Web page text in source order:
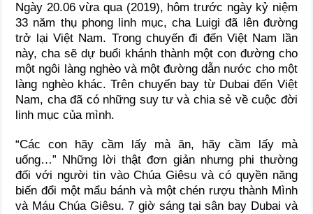
Ngày 20.06 vừa qua (2019), hôm trước ngày kỷ niệm
33 năm thụ phong linh mục, cha Luigi đã lên đường
trở lại Việt Nam. Trong chuyến đi đến Việt Nam lần
này, cha sẽ dự buổi khánh thành một con đường cho
một ngôi làng nghèo và một đường dẫn nước cho một
làng nghèo khác. Trên chuyến bay từ Dubai đến Việt
Nam, cha đã có những suy tư và chia sẻ về cuộc đời
linh mục của mình.
“Các con hãy cầm lấy mà ăn, hãy cầm lấy mà
uống…” Những lời thật đơn giản nhưng phi thường
đối với người tin vào Chúa Giêsu và có quyền năng
biến đổi một mẩu bánh và một chén rượu thành Mình
và Máu Chúa Giêsu. 7 giờ sáng tại sân bay Dubai và